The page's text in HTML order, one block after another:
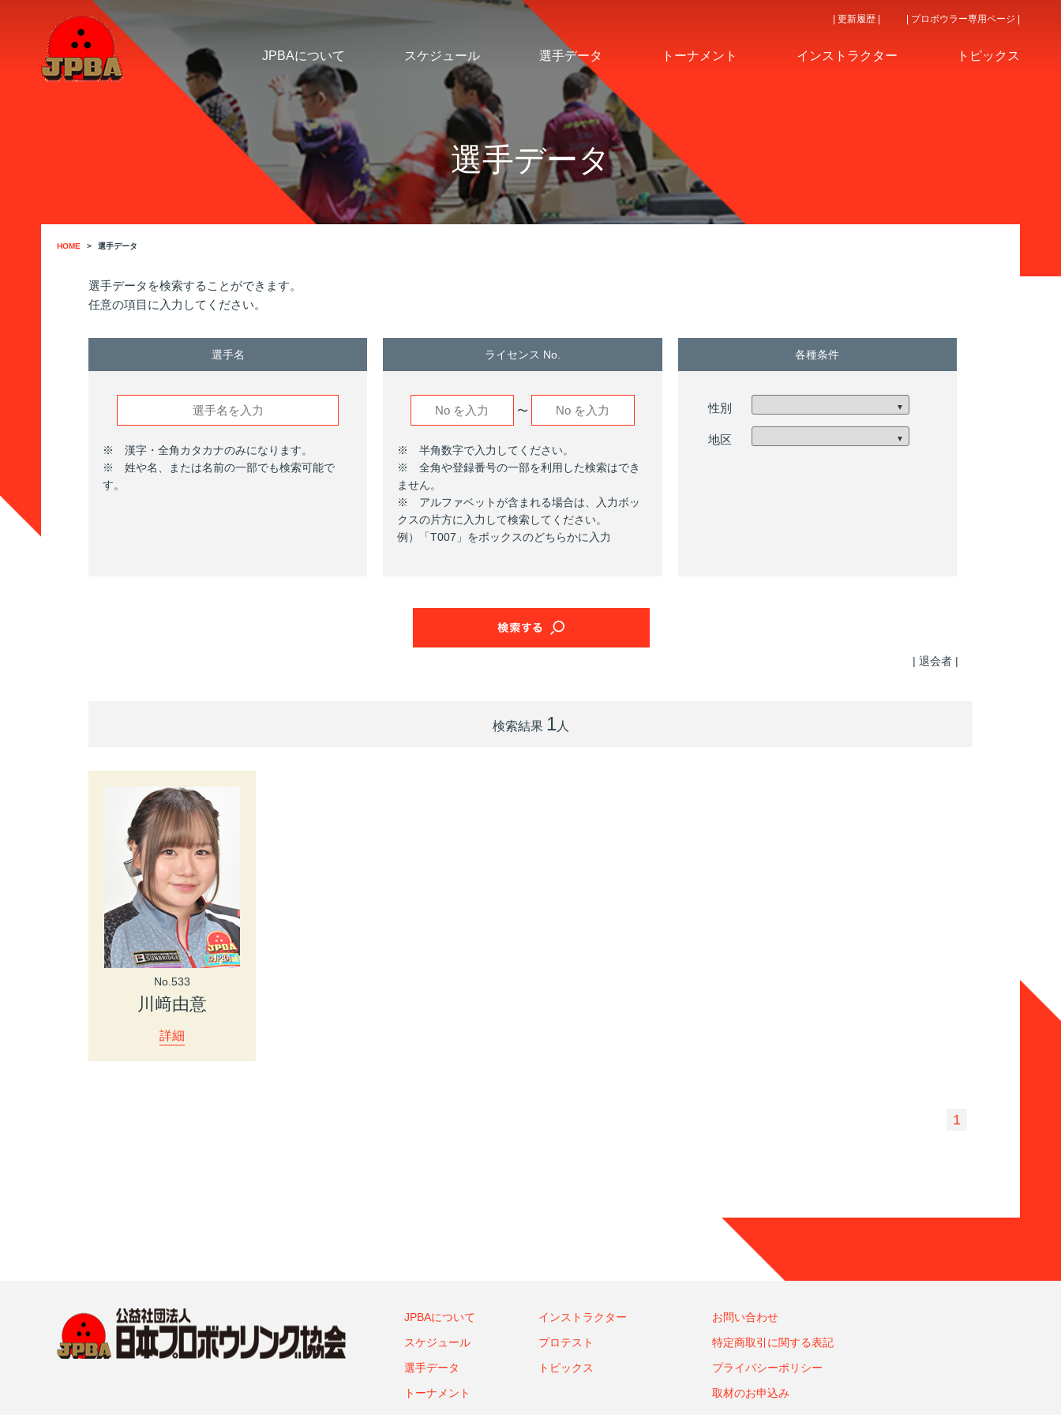
JPBAについて スケジュール 選手データ トーナメント インストラクター トピックス
| 更新履歴 | | プロボウラー専用ページ |
選手データ
HOME 選手データ
選手データを検索することができます。
任意の項目に入力してください。
選手名
※ 漢字・全角カタカナのみになります。
※ 姓や名、または名前の一部でも検索可能で
す。
ライセンス No.
〜
※ 半角数字で入力してください。
※ 全角や登録番号の一部を利用した検索はでき
ません。
※ アルファベットが含まれる場合は、入力ボッ
クスの片方に入力して検索してください。
例）「T007」をボックスのどちらかに入力
各種条件
性別 ▼
地区 ▼
| 退会者 |
検索結果 1人
No.533
川﨑由意
詳細
1
JPBAについて
スケジュール
選手データ
トーナメント
インストラクター
プロテスト
トピックス
お問い合わせ
特定商取引に関する表記
プライバシーポリシー
取材のお申込み